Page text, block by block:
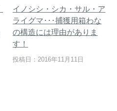
イノシシ・シカ・サル・ア
ライグマ･･･捕獲用箱わな
の構造には理由がありま
す！
投稿日：2016年11月11日